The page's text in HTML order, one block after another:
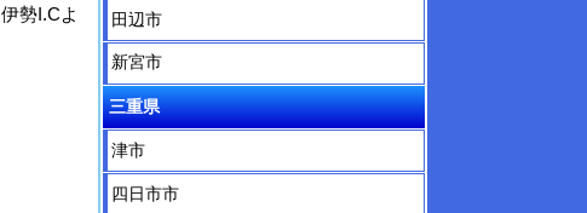
勢I.Cよ
田辺市
新宮市
三重県
津市
四日市市